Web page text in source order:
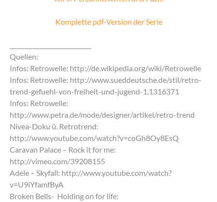
Komplette pdf-Version der Serie
Quellen:
Infos: Retrowelle: http://de.wikipedia.org/wiki/Retrowelle
Infos: Retrowelle: http://www.sueddeutsche.de/stil/retro-
trend-gefuehl-von-freiheit-und-jugend-1.1316371
Infos: Retrowelle:
http://www.petra.de/mode/designer/artikel/retro-trend
Nivea-Doku ü. Retrotrend:
http://www.youtube.com/watch?v=coGh8Oy8EsQ
Caravan Palace – Rock it for me:
http://vimeo.com/39208155
Adele – Skyfall: http://www.youtube.com/watch?
v=U9iYfamfByA
Broken Bells- Holding on for life: